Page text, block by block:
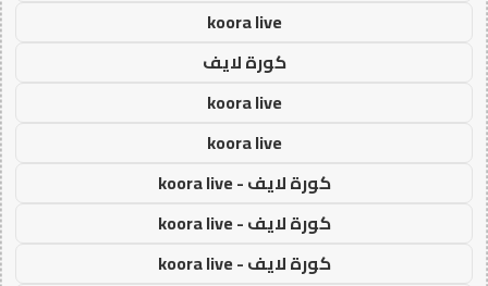
koora live
كورة لايف
koora live
koora live
كورة لايف - koora live
كورة لايف - koora live
كورة لايف - koora live